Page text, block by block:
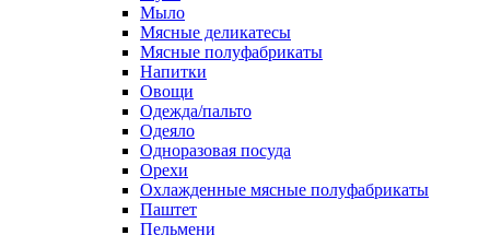
Мыло
Мясные деликатесы
Мясные полуфабрикаты
Напитки
Овощи
Одежда/пальто
Одеяло
Одноразовая посуда
Орехи
Охлажденные мясные полуфабрикаты
Паштет
Пельмени